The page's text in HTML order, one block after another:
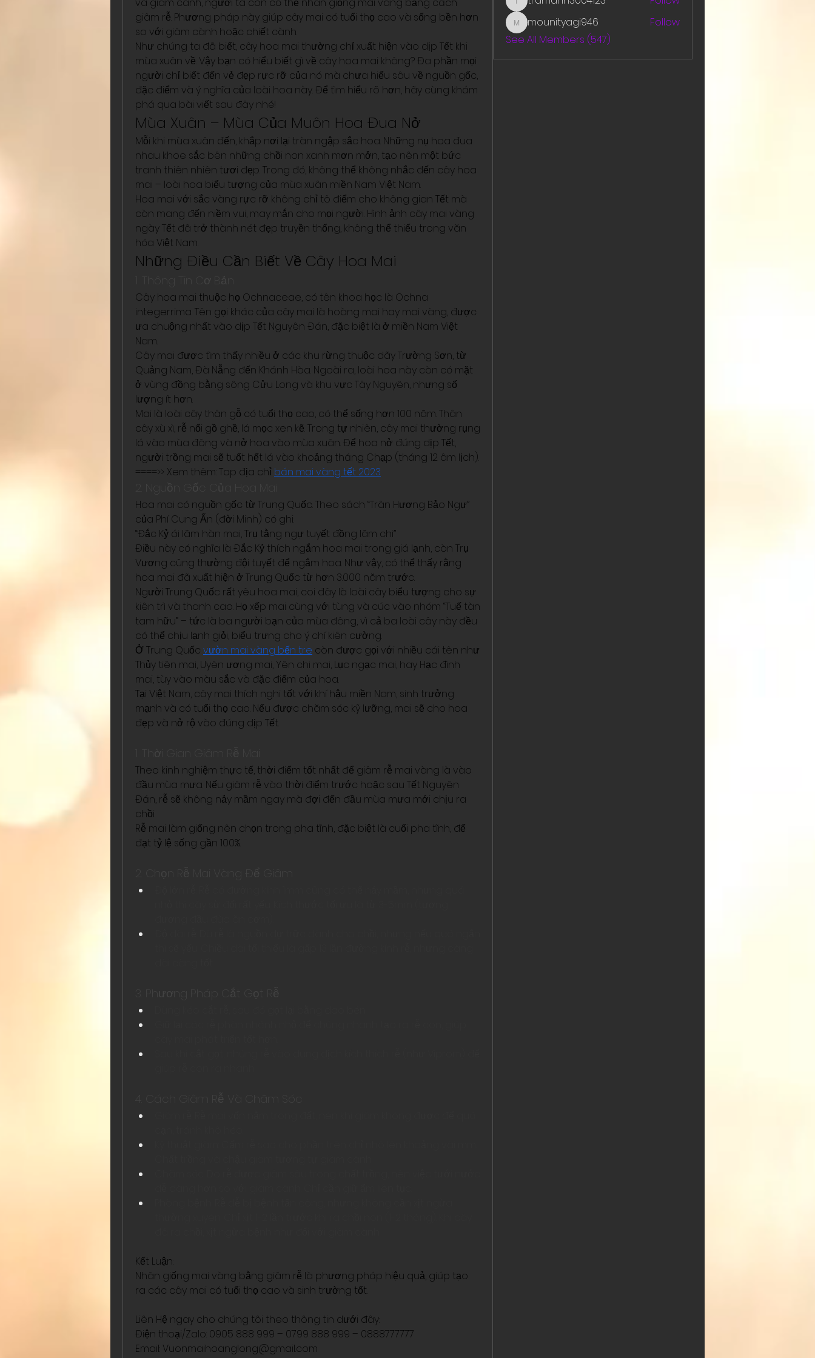
và giâm cành, người ta còn có thể nhân giống mai vàng bằng cách
giâm rễ. Phương pháp này giúp cây mai có tuổi thọ cao và sống bền hơn
so với giâm cành hoặc chiết cành.
Như chúng ta đã biết, cây hoa mai thường chỉ xuất hiện vào dịp Tết khi
mùa xuân về. Vậy bạn có hiểu biết gì về cây hoa mai không? Đa phần mọi
người chỉ biết đến vẻ đẹp rực rỡ của nó mà chưa hiểu sâu về nguồn gốc,
đặc điểm và ý nghĩa của loài hoa này. Để tìm hiểu rõ hơn, hãy cùng khám
phá qua bài viết sau đây nhé!
Mùa Xuân – Mùa Của Muôn Hoa Đua Nở
Mỗi khi mùa xuân đến, khắp nơi lại tràn ngập sắc hoa. Những nụ hoa đua
nhau khoe sắc bên những chồi non xanh mơn mởn, tạo nên một bức
tranh thiên nhiên tươi đẹp. Trong đó, không thể không nhắc đến cây hoa
mai – loài hoa biểu tượng của mùa xuân miền Nam Việt Nam.
Hoa mai với sắc vàng rực rỡ không chỉ tô điểm cho không gian Tết mà
còn mang đến niềm vui, may mắn cho mọi người. Hình ảnh cây mai vàng
ngày Tết đã trở thành nét đẹp truyền thống, không thể thiếu trong văn
hóa Việt Nam.
Những Điều Cần Biết Về Cây Hoa Mai
Cây hoa mai thuộc họ Ochnaceae, có tên khoa học là Ochna
integerrima. Tên gọi khác của cây mai là hoàng mai hay mai vàng, được
ưa chuộng nhất vào dịp Tết Nguyên Đán, đặc biệt là ở miền Nam Việt
Nam.
Cây mai được tìm thấy nhiều ở các khu rừng thuộc dãy Trường Sơn, từ
Quảng Nam, Đà Nẵng đến Khánh Hòa. Ngoài ra, loài hoa này còn có mặt
ở vùng đồng bằng sông Cửu Long và khu vực Tây Nguyên, nhưng số
lượng ít hơn.
Mai là loài cây thân gỗ có tuổi thọ cao, có thể sống hơn 100 năm. Thân
cây xù xì, rễ nổi gồ ghề, lá mọc xen kẽ. Trong tự nhiên, cây mai thường rụng
lá vào mùa đông và nở hoa vào mùa xuân. Để hoa nở đúng dịp Tết,
người trồng mai sẽ tuốt hết lá vào khoảng tháng Chạp (tháng 12 âm lịch).
====>> Xem thêm: Top địa chỉ bán mai vàng tết 2023
Hoa mai có nguồn gốc từ Trung Quốc. Theo sách “Trân Hương Bảo Ngự”
của Phí Cung Ấn (đời Minh) có ghi:
“Đắc Kỷ ái lãm hàn mai, Trụ tằng ngự tuyết đồng lãm chi”
Điều này có nghĩa là Đắc Kỷ thích ngắm hoa mai trong giá lạnh, còn Trụ
Vương cũng thường đội tuyết để ngắm hoa. Như vậy, có thể thấy rằng
hoa mai đã xuất hiện ở Trung Quốc từ hơn 3.000 năm trước.
Người Trung Quốc rất yêu hoa mai, coi đây là loài cây biểu tượng cho sự
kiên trì và thanh cao. Họ xếp mai cùng với tùng và cúc vào nhóm “Tuế tàn
tam hữu” – tức là ba người bạn của mùa đông, vì cả ba loài cây này đều
có thể chịu lạnh giỏi, biểu trưng cho ý chí kiên cường.
Ở Trung Quốc vườn mai vàng bến tre còn được gọi với nhiều cái tên như
Thủy tiên mai, Uyên ương mai, Yên chi mai, Lục ngạc mai, hay Hạc đình
mai, tùy vào màu sắc và đặc điểm của hoa.
Tại Việt Nam, cây mai thích nghi tốt với khí hậu miền Nam, sinh trưởng
mạnh và có tuổi thọ cao. Nếu được chăm sóc kỹ lưỡng, mai sẽ cho hoa
đẹp và nở rộ vào đúng dịp Tết.
Theo kinh nghiệm thực tế, thời điểm tốt nhất để giâm rễ mai vàng là vào
đầu mùa mưa. Nếu giâm rễ vào thời điểm trước hoặc sau Tết Nguyên
Đán, rễ sẽ không nảy mầm ngay mà đợi đến đầu mùa mưa mới chịu ra
chồi.
Rễ mai làm giống nên chọn trong pha tĩnh, đặc biệt là cuối pha tĩnh, để
đạt tỷ lệ sống gần 100%.
Kết Luận:
Nhân giống mai vàng bằng giâm rễ là phương pháp hiệu quả, giúp tạo
ra các cây mai có tuổi thọ cao và sinh trường tốt.
Liên Hệ ngay cho chúng tôi theo thông tin dưới đây:
Điện thoại/Zalo: 0905 888 999 – 0799 888 999 – 0888777777
Email: Vuonmaihoanglong@gmail.com
tramanh3004123
mounityagi946
mounityagi946
Follow
See All Members (547)